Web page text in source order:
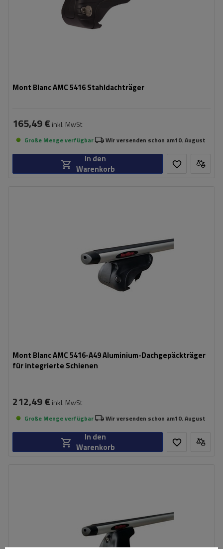
Mont Blanc AMC 5416 Stahldachträger
165,49 € inkl. MwSt
Große Menge verfügbar Wir versenden schon am10. August
In den
Warenkorb
Mont Blanc AMC 5416-A49 Aluminium-Dachgepäckträger
für integrierte Schienen
212,49 € inkl. MwSt
Große Menge verfügbar Wir versenden schon am10. August
In den
Warenkorb